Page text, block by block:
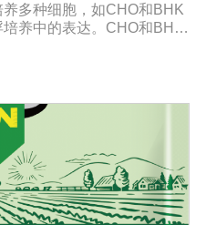
多种细胞，如CHO和BHK
养中的表达。CHO和BHK
因L-谷氨酰胺降解和胺积累
基可添加极少量的酚红或
血清的培养基高级，它有
。多数市场上出售的无血
和市场上其他添加血清的
具有巨大的技术优势。从风
白的培养基也极受欢迎，
缺和不稳定带来的影响。